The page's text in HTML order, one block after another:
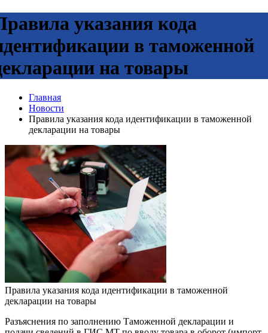
указания кода
в таможенной
на товары
Главная
Новости
Правила указания кода идентификации в таможенной
декларации на товары
Правила указания кода идентификации в таможенной
декларации на товары
Разъяснения по заполнению Таможенной декларации и